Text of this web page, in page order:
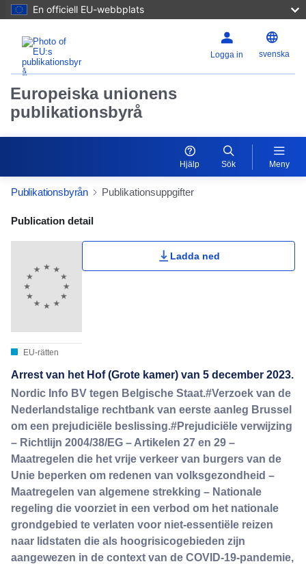
En officiell EU-webbplats
Logga in svenska
Europeiska unionens
publikationsbyrå
Hjälp Sök Meny
Publikationsbyrån Publikationsuppgifter
Publication Detail Actions Portlet
Publication detail
EU-rätten
Ladda ned
Arrest van het Hof (Grote kamer) van 5 december 2023.
Nordic Info BV tegen Belgische Staat.#Verzoek van de
Nederlandstalige rechtbank van eerste aanleg Brussel
om een prejudiciële beslissing.#Prejudiciële verwijzing
– Richtlijn 2004/38/EG – Artikelen 27 en 29 –
Maatregelen die het vrije verkeer van burgers van de
Unie beperken om redenen van volksgezondheid –
Maatregelen van algemene strekking – Nationale
regeling die voorziet in een verbod om het nationale
grondgebied te verlaten voor niet-essentiële reizen
naar lidstaten die als hoogrisicogebieden zijn
aangewezen in de context van de COVID-19-pandemie,